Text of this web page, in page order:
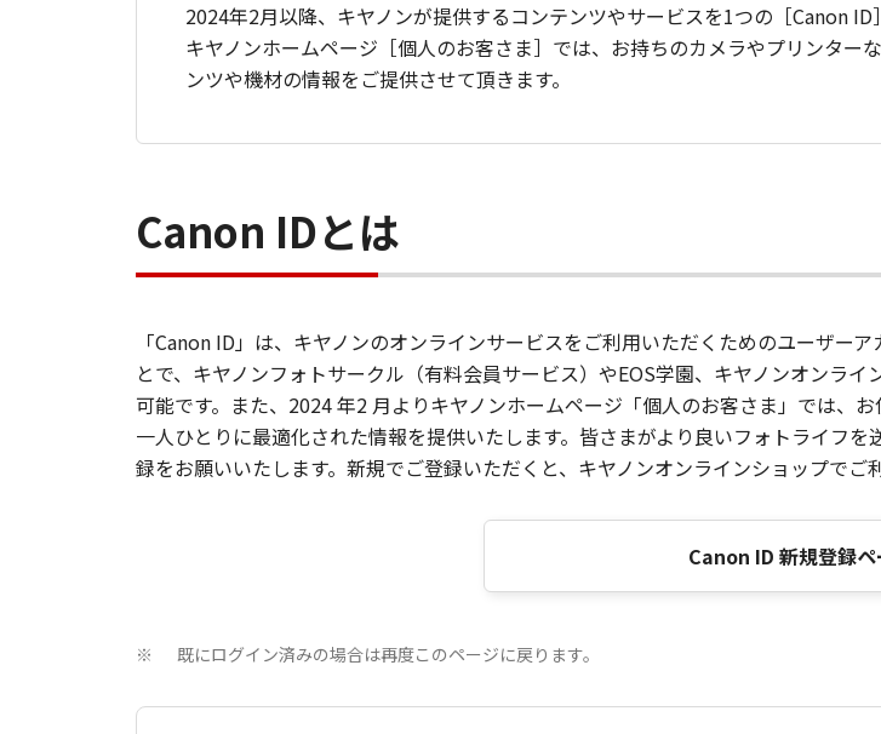
2024年2月以降、キヤノンが提供するコンテンツやサービスを1つの［Canon
キヤノンホームページ［個人のお客さま］では、お持ちのカメラやプリンタ
ンツや機材の情報をご提供させて頂きます。
Canon IDとは
「Canon ID」は、キヤノンのオンラインサービスをご利用いただくためのユーザー
とで、キヤノンフォトサークル（有料会員サービス）やEOS学園、キヤノンオンラ
可能です。また、2024 年2 月よりキヤノンホームページ「個人のお客さま」では、
一人ひとりに最適化された情報を提供いたします。皆さまがより良いフォトライフ
録をお願いいたします。新規でご登録いただくと、キヤノンオンラインショップでご
Canon ID 新規登録ペ
※ 既にログイン済みの場合は再度このページに戻ります。